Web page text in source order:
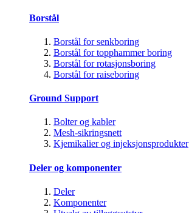
Borstål
Borstål for senkboring
Borstål for topphammer boring
Borstål for rotasjonsboring
Borstål for raiseboring
Ground Support
Bolter og kabler
Mesh-sikringsnett
Kjemikalier og injeksjonsprodukter
Deler og komponenter
Deler
Komponenter